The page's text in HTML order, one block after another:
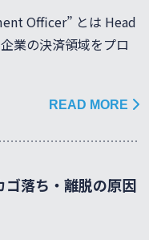
Officer” とは Head
業の決済領域をプロ
READ MORE
落ち・離脱の原因